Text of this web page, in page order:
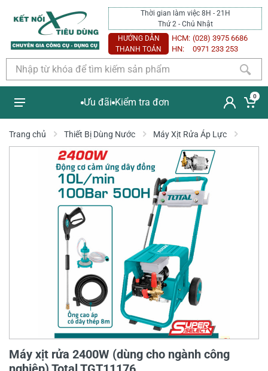
Thời gian làm việc 8H - 21H
Thứ 2 - Chủ Nhật
HƯỚNG DẪN
THANH TOÁN
HCM: (028) 3975 6686
HN:
0971 233 253
Ưu đãi Kiểm tra đơn
0
Trang chủ Thiết Bị Dùng Nước Máy Xịt Rửa Áp Lực
Máy xịt rửa 2400W (dùng cho ngành công